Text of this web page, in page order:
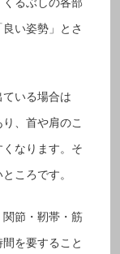
るぶしの各部
い姿勢」とさ
いる場合は
、首や肩のこ
なります。そ
ころです。
節・靭帯・筋
を要すること